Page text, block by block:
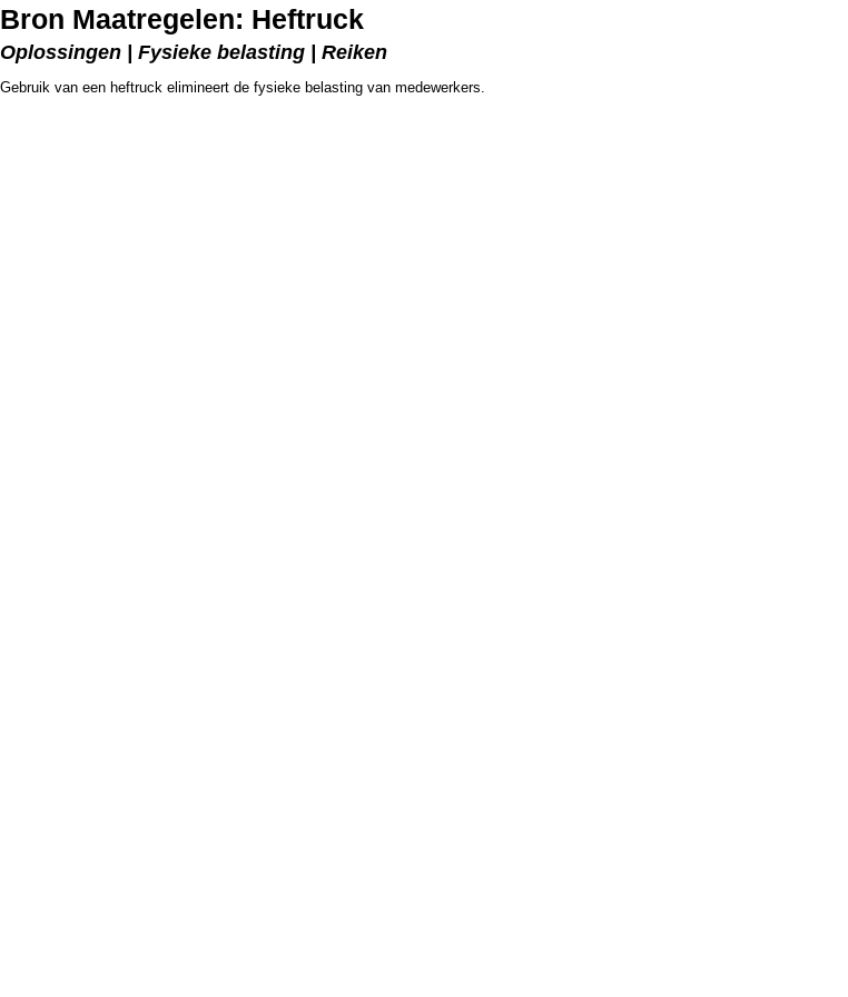
Bron Maatregelen: Heftruck
Oplossingen | Fysieke belasting | Reiken
Gebruik van een heftruck elimineert de fysieke belasting van medewerkers.